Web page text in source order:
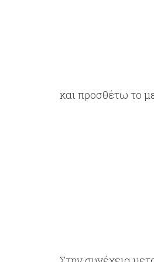
και προσθέτω το